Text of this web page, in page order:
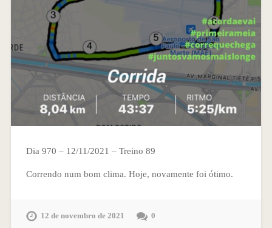
Dia 970 – 12/11/2021 – Treino 89
Correndo num bom clima. Hoje, novamente foi ótimo.
12 de novembro de 2021 0